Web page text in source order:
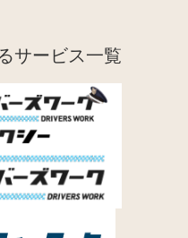
サービス一覧